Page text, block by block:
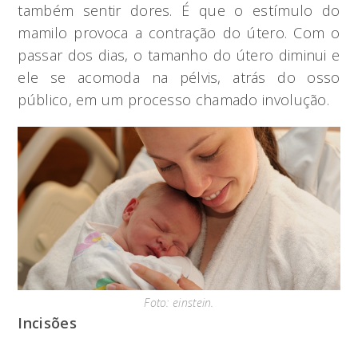
também sentir dores. É que o estímulo do
mamilo provoca a contração do útero. Com o
passar dos dias, o tamanho do útero diminui e
ele se acomoda na pélvis, atrás do osso
público, em um processo chamado involução.
Foto: einstein.
Incisões